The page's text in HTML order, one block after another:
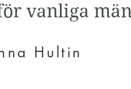
vanliga
Hultin